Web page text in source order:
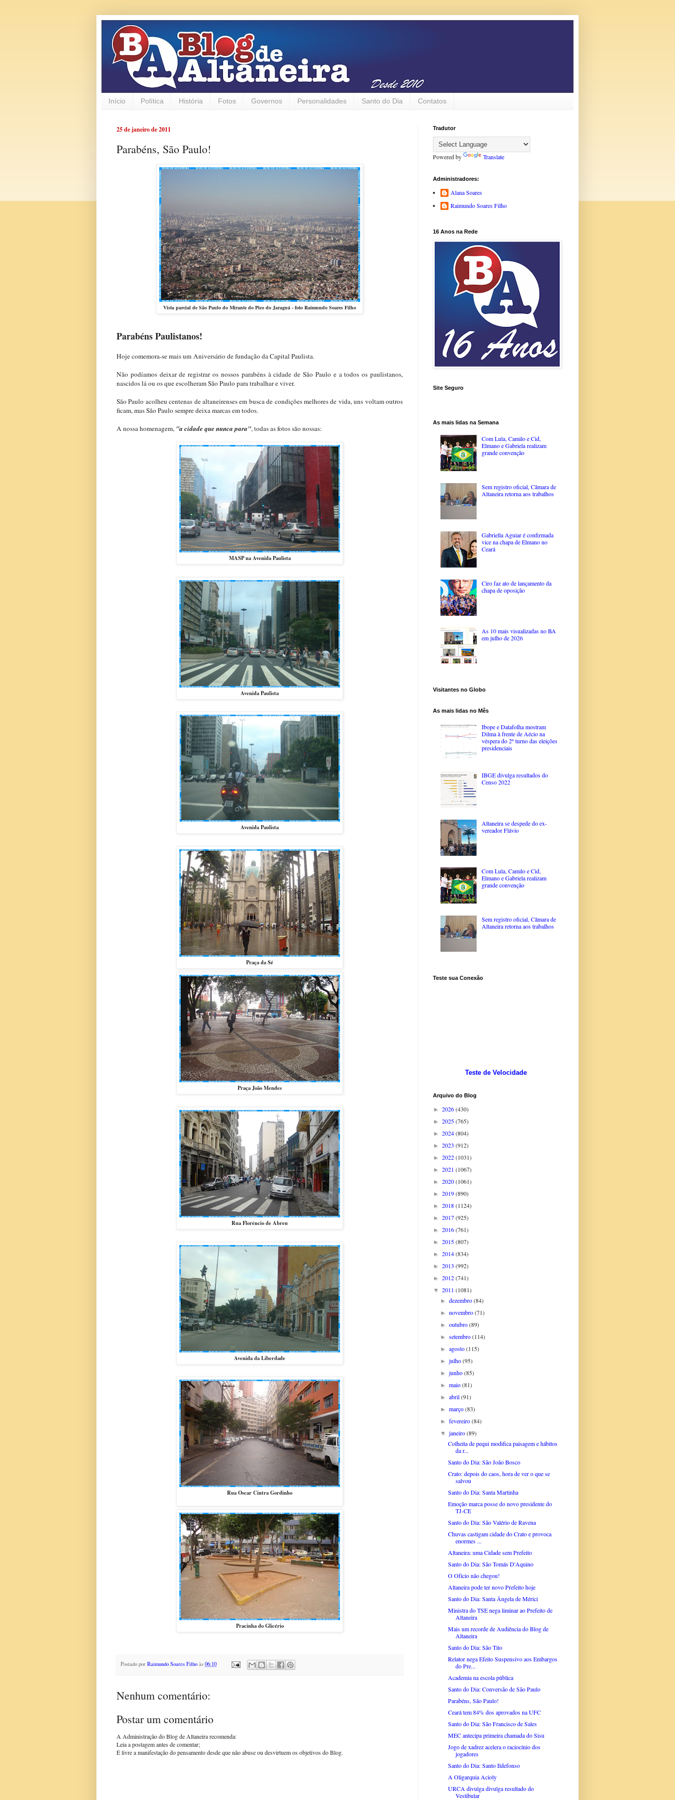
Início Política História Fotos Governos Personalidades Santo do Dia Contatos
25 de janeiro de 2011
Parabéns, São Paulo!
Vista parcial de São Paulo do Mirante do Pico do Jaraguá - foto Raimundo Soares Filho
Parabéns Paulistanos!
Hoje comemora-se mais um Aniversário de fundação da Capital Paulista.
Não podíamos deixar de registrar os nossos parabéns à cidade de São Paulo e a todos os paulistanos,
nascidos lá ou os que escolheram São Paulo para trabalhar e viver.
São Paulo acolheu centenas de altaneirenses em busca de condições melhores de vida, uns voltam outros
ficam, mas São Paulo sempre deixa marcas em todos.
A nossa homenagem, "a cidade que nunca para", todas as fotos são nossas:
MASP na Avenida Paulista
Avenida Paulista
Avenida Paulista
Praça da Sé
Praça João Mendes
Rua Florêncio de Abreu
Avenida da Liberdade
Rua Oscar Cintra Gordinho
Pracinha do Glicério
Postado por Raimundo Soares Filho às 06:10
Nenhum comentário:
Postar um comentário
A Administração do Blog de Altaneira recomenda:
Leia a postagem antes de comentar;
É livre a manifestação do pensamento desde que não abuse ou desvirtuem os objetivos do Blog.
Tradutor
Powered by Translate
Administradores:
Alana Soares
Raimundo Soares Filho
16 Anos na Rede
Site Seguro
As mais lidas na Semana
Com Lula, Camilo e Cid,
Elmano e Gabriela realizam
grande convenção
Sem registro oficial, Câmara de
Altaneira retorna aos trabalhos
Gabriella Aguiar é confirmada
vice na chapa de Elmano no
Ceará
Ciro faz ato de lançamento da
chapa de oposição
As 10 mais visualizadas no BA
em julho de 2026
Visitantes no Globo
As mais lidas no Mês
Ibope e Datafolha mostram
Dilma à frente de Aécio na
véspera do 2º turno das eleições
presidenciais
IBGE divulga resultados do
Censo 2022
Altaneira se despede do ex-
vereador Flávio
Com Lula, Camilo e Cid,
Elmano e Gabriela realizam
grande convenção
Sem registro oficial, Câmara de
Altaneira retorna aos trabalhos
Teste sua Conexão
Teste de Velocidade
Arquivo do Blog
► 2026(430)
► 2025(765)
► 2024(804)
► 2023 (912)
► 2022(1031)
► 2021 (1067)
► 2020(1061)
► 2019(890)
► 2018(1124)
► 2017(925)
► 2016(761)
► 2015(807)
► 2014(834)
► 2013 (992)
► 2012(741)
▼ 2011 (1081)
►dezembro(84)
►novembro(71)
►outubro(89)
►setembro(114)
►agosto(115)
►julho(95)
►junho(85)
►maio(81)
►abril(91)
►março(83)
►fevereiro(84)
▼janeiro(89)
Colheita de pequi modifica paisagem e hábitos
da r...
Santo do Dia: São João Bosco
Crato: depois do caos, hora de ver o que se
salvou
Santo do Dia: Santa Martinha
Emoção marca posse do novo presidente do
TJ-CE
Santo do Dia: São Valério de Ravena
Chuvas castigam cidade do Crato e provoca
enormes ...
Altaneira: uma Cidade sem Prefeito
Santo do Dia: São Tomás D'Aquino
O Ofício não chegou!
Altaneira pode ter novo Prefeito hoje
Santo do Dia: Santa Ângela de Mérici
Ministra do TSE nega liminar ao Prefeito de
Altaneira
Mais um recorde de Audiência do Blog de
Altaneira
Santo do Dia: São Tito
Relator nega Efeito Suspensivo aos Embargos
do Pre...
Academia na escola pública
Santo do Dia: Conversão de São Paulo
Parabéns, São Paulo!
Ceará tem 84% dos aprovados na UFC
Santo do Dia: São Francisco de Sales
MEC antecipa primeira chamada do Sisu
Jogo de xadrez acelera o raciocínio dos
jogadores
Santo do Dia: Santo Ildefonso
A Oligarquia Acioly
URCA divulga divulga resultado do
Vestibular